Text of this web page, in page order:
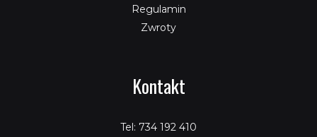
Regulamin
Zwroty
Kontakt
Tel: 734 192 410